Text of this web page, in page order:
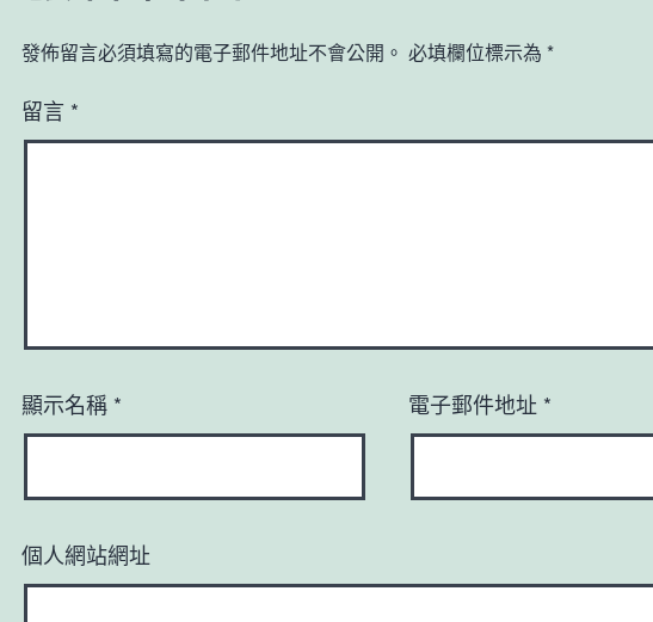
發佈留言必須填寫的電子郵件地址不會公開。 必填欄位標示為 *
留言 *
顯示名稱 * 電子郵件地址 *
個人網站網址